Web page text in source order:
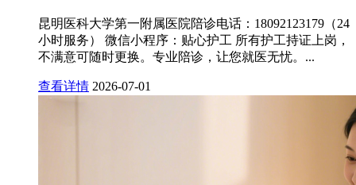
昆明医科大学第一附属医院陪诊电话：18092123179（24
小时服务） 微信小程序：贴心护工 所有护工持证上岗，
不满意可随时更换。专业陪诊，让您就医无忧。...
查看详情 2026-07-01